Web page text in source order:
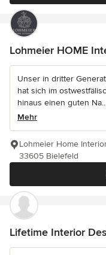
Lohmeier HOME
Unser in dritter
hat sich im
hinaus einen guten
Mehr
Lohmeier Home
33605 Bielefeld
Lifetime Interior